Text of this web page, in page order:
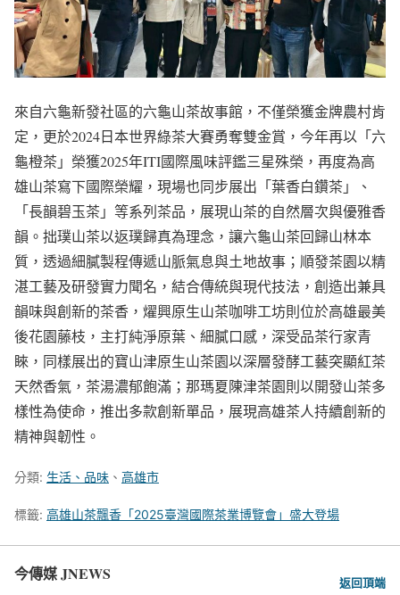
來自六龜新發社區的六龜山茶故事館，不僅榮獲金牌農村肯
定，更於2024日本世界綠茶大賽勇奪雙金賞，今年再以「六
龜橙茶」榮獲2025年ITI國際風味評鑑三星殊榮，再度為高
雄山茶寫下國際榮耀，現場也同步展出「葉香白鑽茶」、
「長韻碧玉茶」等系列茶品，展現山茶的自然層次與優雅香
韻。拙璞山茶以返璞歸真為理念，讓六龜山茶回歸山林本
質，透過細膩製程傳遞山脈氣息與土地故事；順發茶園以精
湛工藝及研發實力聞名，結合傳統與現代技法，創造出兼具
韻味與創新的茶香，燿興原生山茶咖啡工坊則位於高雄最美
後花園藤枝，主打純淨原葉、細膩口感，深受品茶行家青
睞，同樣展出的寶山津原生山茶園以深層發酵工藝突顯紅茶
天然香氣，茶湯濃郁飽滿；那瑪夏陳津茶園則以開發山茶多
樣性為使命，推出多款創新單品，展現高雄茶人持續創新的
精神與韌性。
分類: 生活、品味 、 高雄市
標籤: 高雄山茶飄香「2025臺灣國際茶業博覽會」盛大登場
今傳媒 JNEWS 返回頂端